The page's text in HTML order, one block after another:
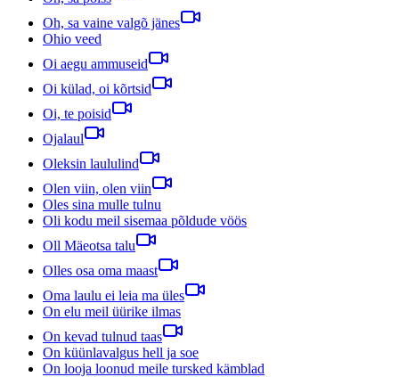
Oh, sa vaine valgõ jänes
Ohio veed
Oi aegu ammuseid
Oi külad, oi kõrtsid
Oi, te poisid
Ojalaul
Oleksin laululind
Olen viin, olen viin
Oles sina mulle tulnu
Oli kodu meil sisemaa põldude vöös
Oll Mäeotsa talu
Olles osa oma maast
Oma laulu ei leia ma üles
On elu meil üürike ilmas
On kevad tulnud taas
On küünlavalgus hell ja soe
On looja loonud meile tursked kämblad